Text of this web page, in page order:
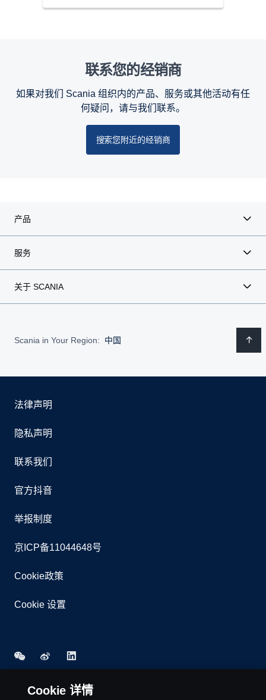
联系您的经销商
如果对我们 Scania 组织内的产品、服务或其他活动有任
何疑问，请与我们联系。
搜索您附近的经销商
产品
服务
关于 SCANIA
Scania in Your Region: 中国
法律声明
隐私声明
联系我们
官方抖音
举报制度
京ICP备11044648号
Cookie政策
Cookie 设置
Cookie 详情